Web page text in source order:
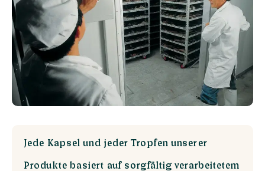
Jede Kapsel und jeder Tropfen unserer
Produkte basiert auf sorgfältig verarbeitetem